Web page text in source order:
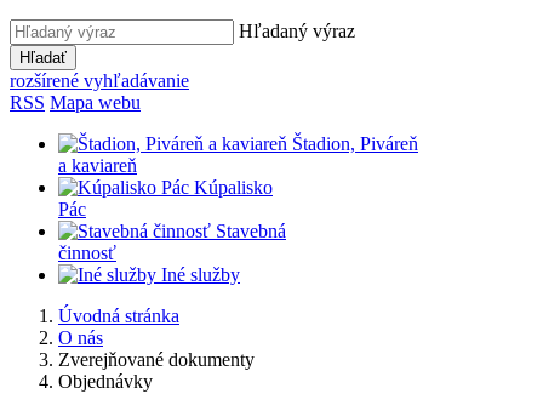
Hľadaný výraz
Hľadať
rozšírené vyhľadávanie
RSS Mapa webu
Štadion, Piváreň
a kaviareň
Kúpalisko
Pác
Stavebná
činnosť
Iné služby
Úvodná stránka
O nás
Zverejňované dokumenty
Objednávky